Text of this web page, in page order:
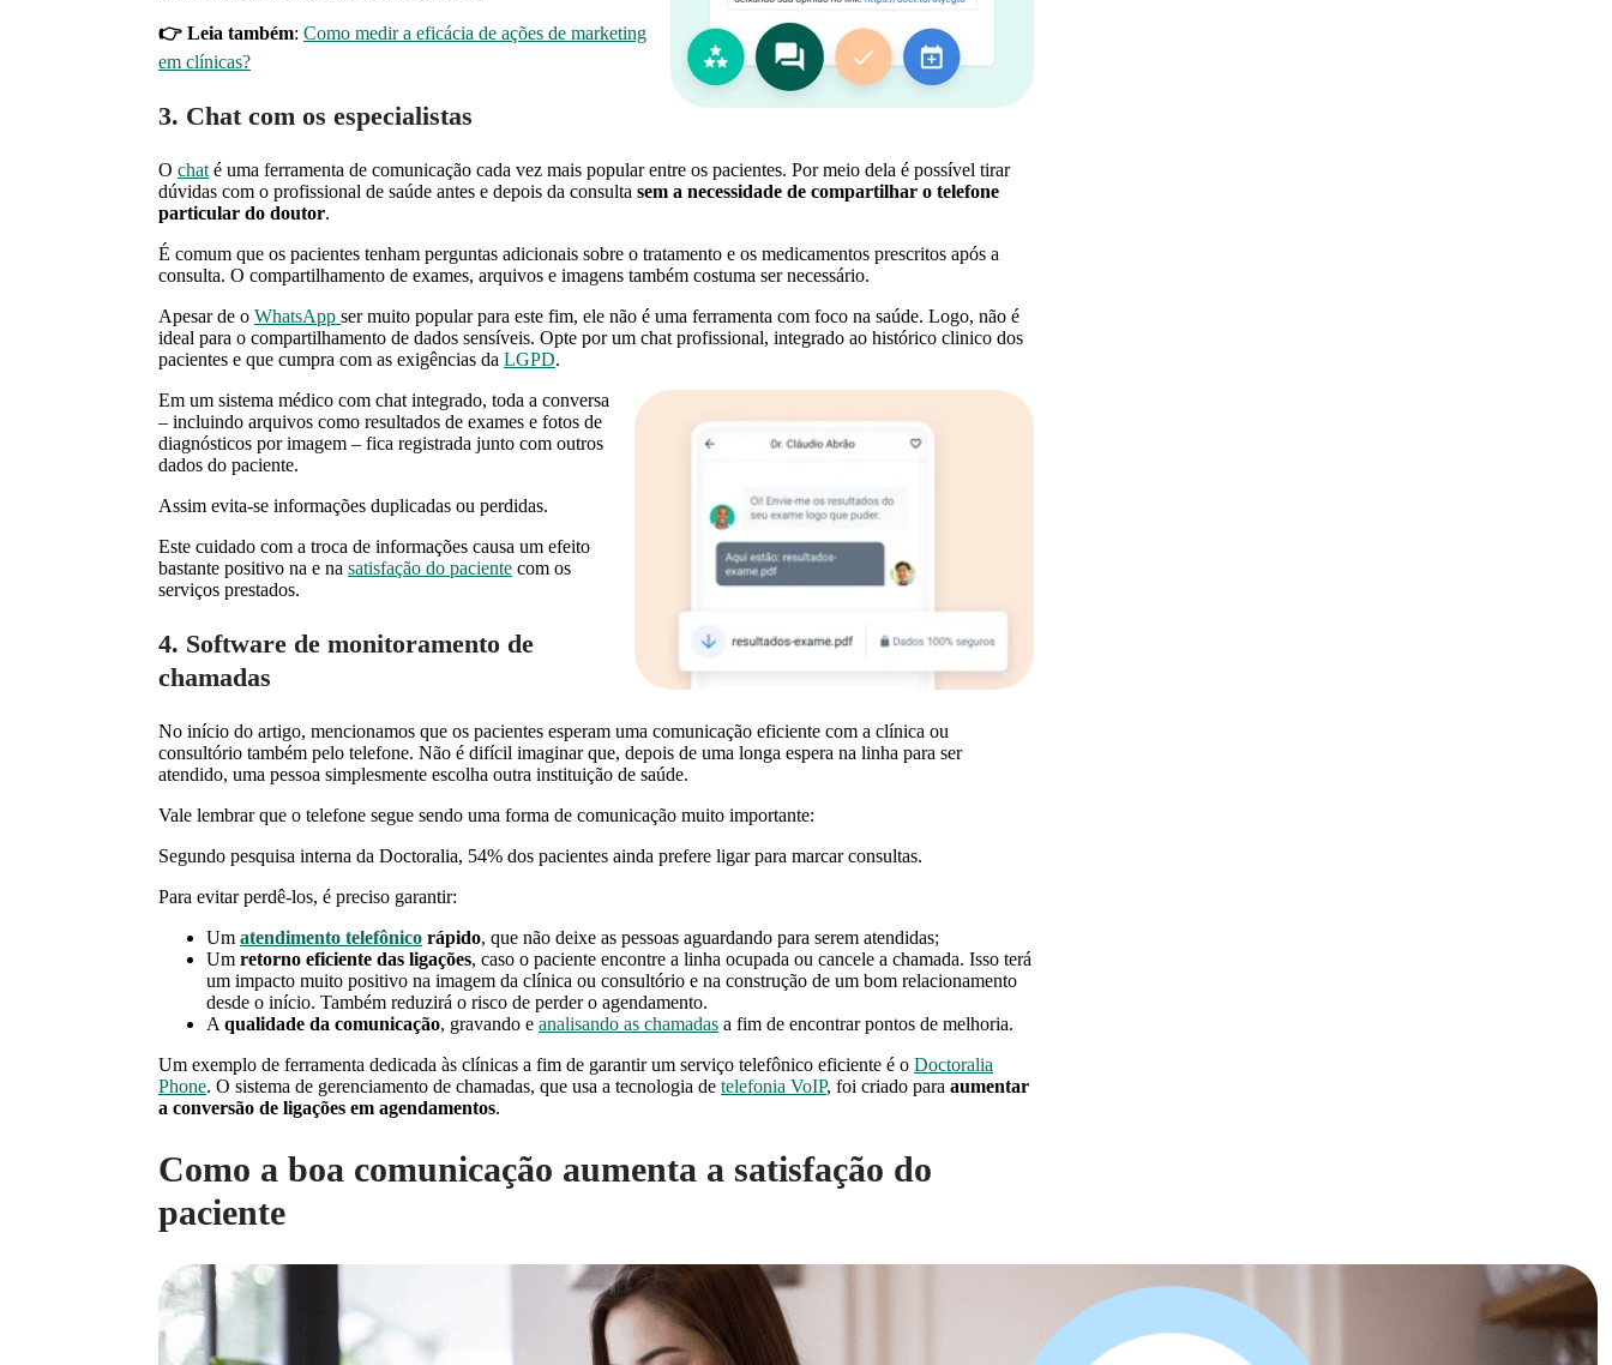
👉 Leia também: Como medir a eficácia de ações de marketing
em clínicas?
3. Chat com os especialistas
O chat é uma ferramenta de comunicação cada vez mais popular entre os pacientes. Por meio dela é possível tirar
dúvidas com o profissional de saúde antes e depois da consulta sem a necessidade de compartilhar o telefone
particular do doutor.
É comum que os pacientes tenham perguntas adicionais sobre o tratamento e os medicamentos prescritos após a
consulta. O compartilhamento de exames, arquivos e imagens também costuma ser necessário.
Apesar de o WhatsApp ser muito popular para este fim, ele não é uma ferramenta com foco na saúde. Logo, não é
ideal para o compartilhamento de dados sensíveis. Opte por um chat profissional, integrado ao histórico clinico dos
pacientes e que cumpra com as exigências da LGPD.
Em um sistema médico com chat integrado, toda a conversa
– incluindo arquivos como resultados de exames e fotos de
diagnósticos por imagem – fica registrada junto com outros
dados do paciente.
Assim evita-se informações duplicadas ou perdidas.
Este cuidado com a troca de informações causa um efeito
bastante positivo na e na satisfação do paciente com os
serviços prestados.
4. Software de monitoramento de
chamadas
No início do artigo, mencionamos que os pacientes esperam uma comunicação eficiente com a clínica ou
consultório também pelo telefone. Não é difícil imaginar que, depois de uma longa espera na linha para ser
atendido, uma pessoa simplesmente escolha outra instituição de saúde.
Vale lembrar que o telefone segue sendo uma forma de comunicação muito importante:
Segundo pesquisa interna da Doctoralia, 54% dos pacientes ainda prefere ligar para marcar consultas.
Para evitar perdê-los, é preciso garantir:
Um atendimento telefônico rápido, que não deixe as pessoas aguardando para serem atendidas;
Um retorno eficiente das ligações, caso o paciente encontre a linha ocupada ou cancele a chamada. Isso terá
um impacto muito positivo na imagem da clínica ou consultório e na construção de um bom relacionamento
desde o início. Também reduzirá o risco de perder o agendamento.
A qualidade da comunicação, gravando e analisando as chamadas a fim de encontrar pontos de melhoria.
Um exemplo de ferramenta dedicada às clínicas a fim de garantir um serviço telefônico eficiente é o Doctoralia
Phone. O sistema de gerenciamento de chamadas, que usa a tecnologia de telefonia VoIP, foi criado para aumentar
a conversão de ligações em agendamentos.
Como a boa comunicação aumenta a satisfação do
paciente